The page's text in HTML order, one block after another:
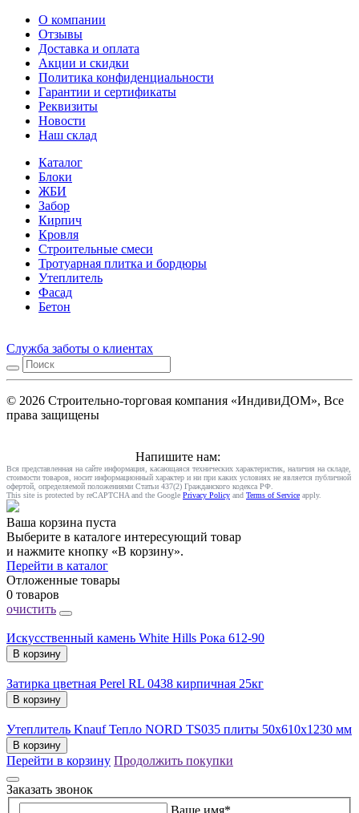
О компании
Отзывы
Доставка и оплата
Акции и скидки
Политика конфиденциальности
Гарантии и сертификаты
Реквизиты
Новости
Наш склад
Каталог
Блоки
ЖБИ
Забор
Кирпич
Кровля
Строительные смеси
Тротуарная плитка и бордюры
Утеплитель
Фасад
Бетон
Служба заботы о клиентах
© 2026 Строительно-торговая компания «ИндивиДОМ», Все
права защищены
Напишите нам:
Вся представленная на сайте информация, касающаяся технических характеристик, наличия на складе,
стоимости товаров, носит информационный характер и ни при каких условиях не является публичной
офертой, определяемой положениями Статьи 437(2) Гражданского кодекса РФ.
This site is protected by reCAPTCHA and the Google Privacy Policy and Terms of Service apply.
Ваша корзина пуста
Выберите в каталоге интересующий товар
и нажмите кнопку «В корзину».
Перейти в каталог
Отложенные товары
0 товаров
очистить
Искусственный камень White Hills Рока 612-90
В корзину
Затирка цветная Perel RL 0438 кирпичная 25кг
В корзину
Утеплитель Knauf Тепло NORD TS035 плиты 50х610х1230 мм
В корзину
Перейти в корзину Продолжить покупки
Заказать звонок